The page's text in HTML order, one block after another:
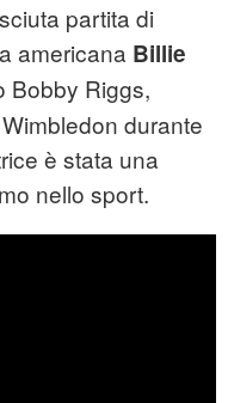
partita di
americana Billie
Bobby Riggs,
durante
è stata una
nello sport.